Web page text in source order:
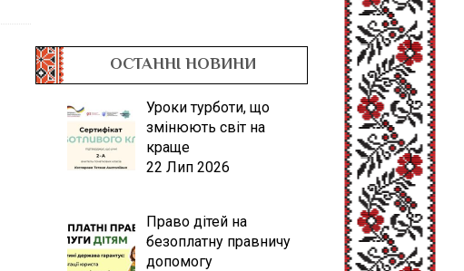
ОСТАННІ НОВИНИ
Уроки турботи, що
змінюють світ на
краще
22 Лип 2026
Право дітей на
безоплатну правничу
допомогу